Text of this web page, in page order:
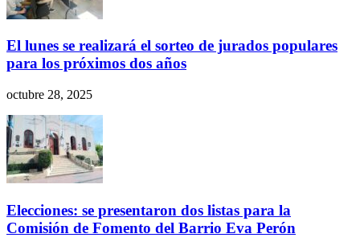
El lunes se realizará el sorteo de jurados populares
para los próximos dos años
octubre 28, 2025
Elecciones: se presentaron dos listas para la
Comisión de Fomento del Barrio Eva Perón